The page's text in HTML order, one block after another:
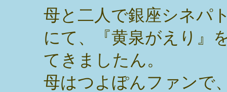
母と二人で銀座シネパ
にて、『黄泉がえり』
てきましたん。
母はつよぽんファンで